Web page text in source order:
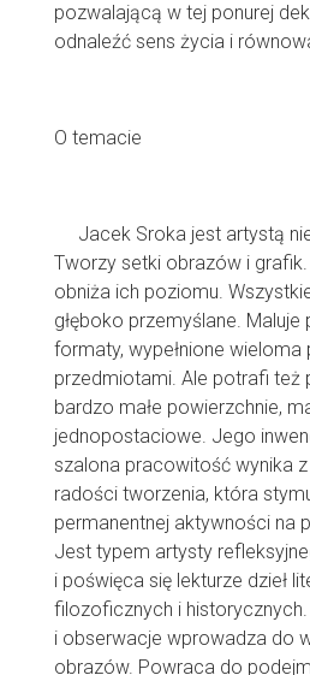
pozwalającą w tej ponurej
odnaleźć sens życia i
O temacie
Jacek Sroka jest artystą
Tworzy setki obrazów i
obniża ich poziomu.
głęboko przemyślane. Maluje
formaty, wypełnione
przedmiotami. Ale potrafi też
bardzo małe powierzchnie,
jednopostaciowe. Jego
szalona pracowitość wynika
radości tworzenia, która
permanentnej aktywności na
Jest typem artysty
i poświęca się lekturze dzieł
filozoficznych i
i obserwacje wprowadza do
obrazów. Powraca do